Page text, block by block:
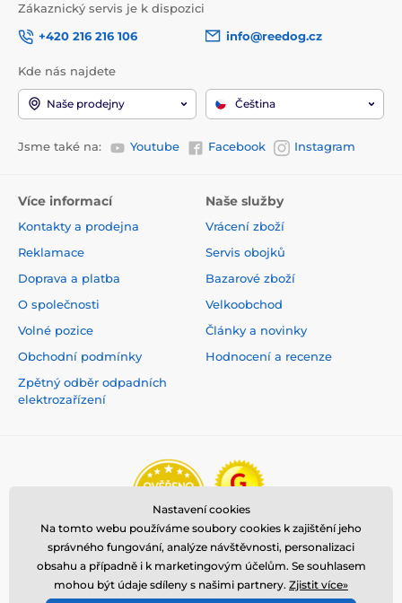
Zákaznický servis je k dispozici
+420 216 216 106
info@reedog.cz
Kde nás najdete
Naše prodejny Čeština
Jsme také na: Youtube Facebook Instagram
Více informací
Kontakty a prodejna
Reklamace
Doprava a platba
O společnosti
Volné pozice
Obchodní podmínky
Zpětný odběr odpadních
elektrozařízení
Naše služby
Vrácení zboží
Servis obojků
Bazarové zboží
Velkoobchod
Články a novinky
Hodnocení a recenze
Nastavení cookies
Na tomto webu používáme soubory cookies k zajištění jeho
správného fungování, analýze návštěvnosti, personalizaci
obsahu a případně i k marketingovým účelům. Se souhlasem
mohou být údaje sdíleny s našimi partnery. Zjistit více»